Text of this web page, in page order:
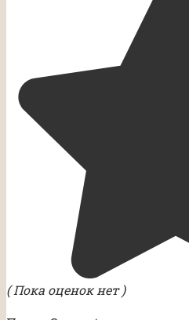
( Пока оценок нет )